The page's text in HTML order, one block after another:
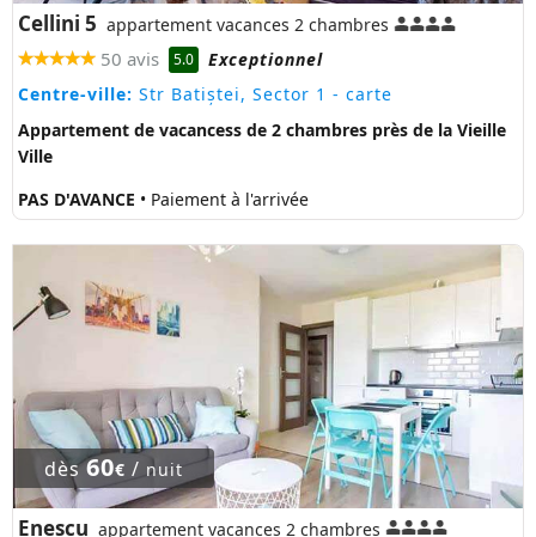
Cellini 5 appartement vacances 2 chambres
50 avis 5.0
Exceptionnel
Centre-ville: Str Batiștei, Sector 1 - carte
Appartement de vacancess de 2 chambres près de la Vieille
Ville
PAS D'AVANCE • Paiement à l'arrivée
dès60€ / nuit
Enescu appartement vacances 2 chambres